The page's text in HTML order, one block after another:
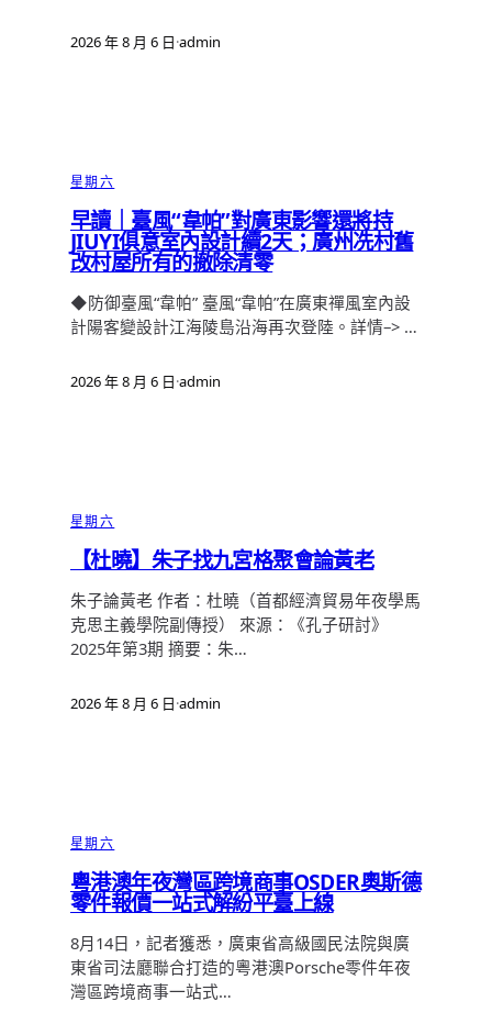
2026 年 8 月 6 日·admin
星期六
早讀｜臺風“韋帕”對廣東影響還將持
JIUYI俱意室內設計續2天；廣州冼村舊
改村屋所有的撤除清零
◆防御臺風“韋帕” 臺風“韋帕”在廣東禪風室內設
計陽客變設計江海陵島沿海再次登陸。詳情–> …
2026 年 8 月 6 日·admin
星期六
【杜曉】朱子找九宮格聚會論黃老
朱子論黃老 作者：杜曉（首都經濟貿易年夜學馬
克思主義學院副傳授） 來源：《孔子研討》
2025年第3期 摘要：朱…
2026 年 8 月 6 日·admin
星期六
粵港澳年夜灣區跨境商事OSDER奧斯德
零件報價一站式解紛平臺上線
8月14日，記者獲悉，廣東省高級國民法院與廣
東省司法廳聯合打造的粵港澳Porsche零件年夜
灣區跨境商事一站式…